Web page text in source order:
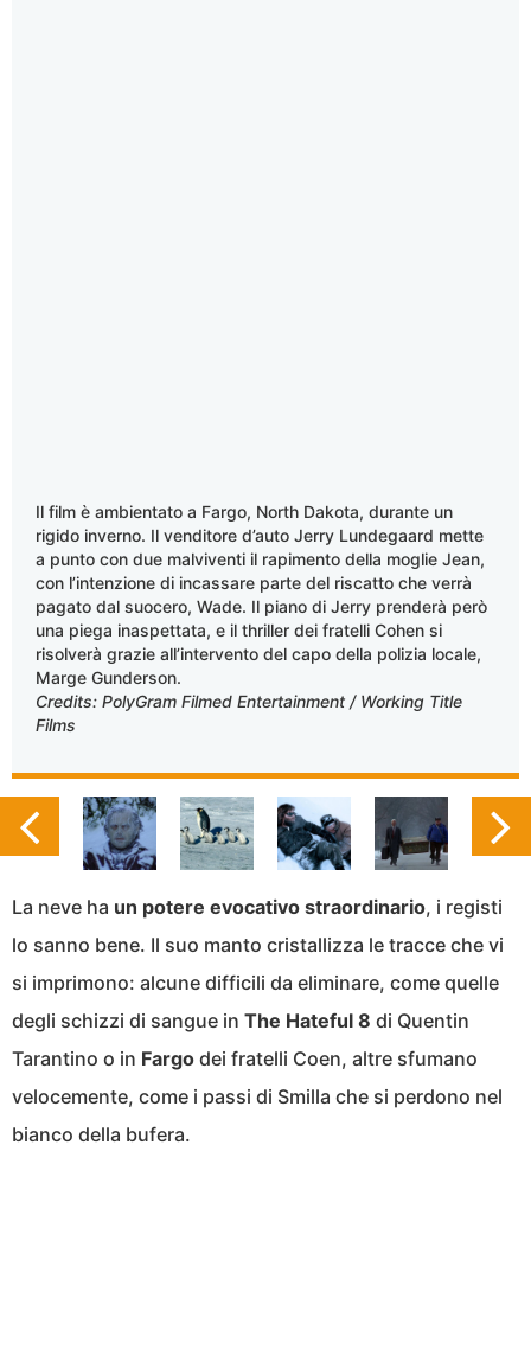
Il film è ambientato a Fargo, North Dakota, durante un
rigido inverno. Il venditore d’auto Jerry Lundegaard mette
a punto con due malviventi il rapimento della moglie Jean,
con l’intenzione di incassare parte del riscatto che verrà
pagato dal suocero, Wade. Il piano di Jerry prenderà però
una piega inaspettata, e il thriller dei fratelli Cohen si
risolverà grazie all’intervento del capo della polizia locale,
Marge Gunderson.
Credits: PolyGram Filmed Entertainment / Working Title
Films
La neve ha un potere evocativo straordinario, i registi
lo sanno bene. Il suo manto cristallizza le tracce che vi
si imprimono: alcune difficili da eliminare, come quelle
degli schizzi di sangue in The Hateful 8 di Quentin
Tarantino o in Fargo dei fratelli Coen, altre sfumano
velocemente, come i passi di Smilla che si perdono nel
bianco della bufera.